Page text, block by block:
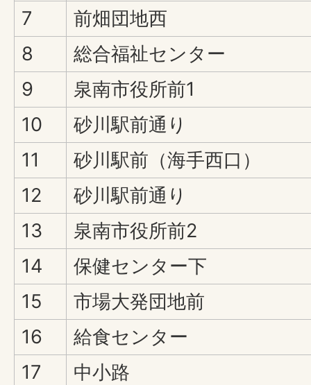
7
前畑団地西
8
総合福祉センター
9
泉南市役所前1
10
砂川駅前通り
11
砂川駅前（海手西口）
12
砂川駅前通り
13
泉南市役所前2
14
保健センター下
15
市場大発団地前
16
給食センター
17
中小路